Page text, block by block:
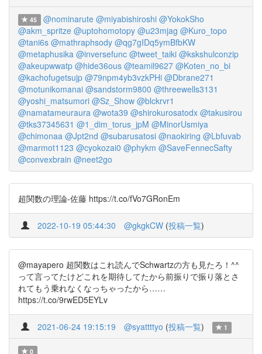
45 @nominarute @miyabishiroshi @YokokSho
@akm_spritze @uptohomotopy @u23mjag @Kuro_topo
@tani6s @mathraphsody @qg7gIDq5ymBfbKW
@metaphusika @inversefunc @tweet_taiki @kskshulconzip
@akeupwwatp @hide36ous @teamil9627 @Koten_no_bi
@kachofugetsujp @79npm4yb3vzkPHi @Dbrane271
@motunikomanai @sandstorm9800 @threewells3131
@yoshi_matsumori @Sz_Show @blckrvr1
@namatameuraura @wota39 @shirokurosatodx @takusirou
@tks37345631 @1_dim_torus_jpM @MinorUsmiya
@chimonaa @Jpt2nd @subarusatosi @naokiring @Lbfuvab
@marmot1123 @cyokozai0 @phykm @SaveFennecSafty
@convexbrain @neet2go
超関数の理論-佐藤 https://t.co/fVo7GRonEm
2022-10-19 05:44:30 @gkgkCW (投稿一覧)
@mayapero 超関数はこれ読んでSchwartzの方も見たろ！^^
って言ってたけどこれを期待してたから前振りで振り落とさ
れてもう乗れなくなっちゃったから……
https://t.co/9rwED5EYLv
2021-06-24 19:15:19 @syattttyo (投稿一覧) 1
0